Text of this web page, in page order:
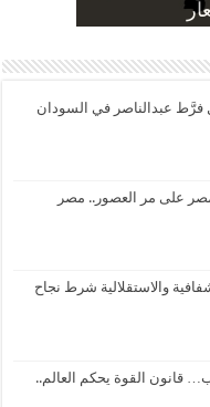
عبدالناصر في السودان
على مر العصور.. مصر
والاستقلالية شرط نجاح
قانون القوة يحكم العالم..